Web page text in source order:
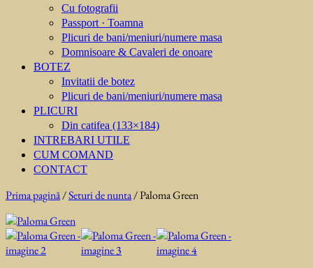
Cu fotografii
Passport · Toamna
Plicuri de bani/meniuri/numere masa
Domnisoare & Cavaleri de onoare
BOTEZ
Invitatii de botez
Plicuri de bani/meniuri/numere masa
PLICURI
Din catifea (133×184)
INTREBARI UTILE
CUM COMAND
CONTACT
Prima pagină/Seturi de nunta/ Paloma Green